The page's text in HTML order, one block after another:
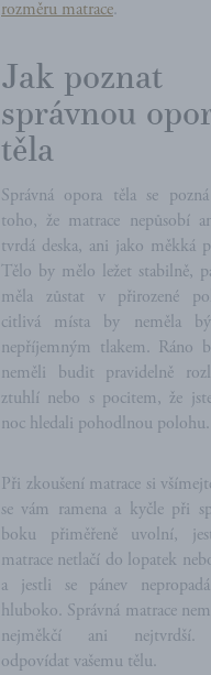
rozměru matrace.
Jak poznat
správnou
těla
Správná opora těla se
toho, že matrace nepůsobí
tvrdá deska, ani jako měkká
Tělo by mělo ležet stabilně,
měla zůstat v přirozené
citlivá místa by neměla
nepříjemným tlakem. Ráno
neměli budit pravidelně
ztuhlí nebo s pocitem, že
noc hledali pohodlnou polohu.
Při zkoušení matrace si
se vám ramena a kyčle při
boku přiměřeně uvolní,
matrace netlačí do lopatek
a jestli se pánev
hluboko. Správná matrace
nejměkčí ani
odpovídat vašemu tělu.